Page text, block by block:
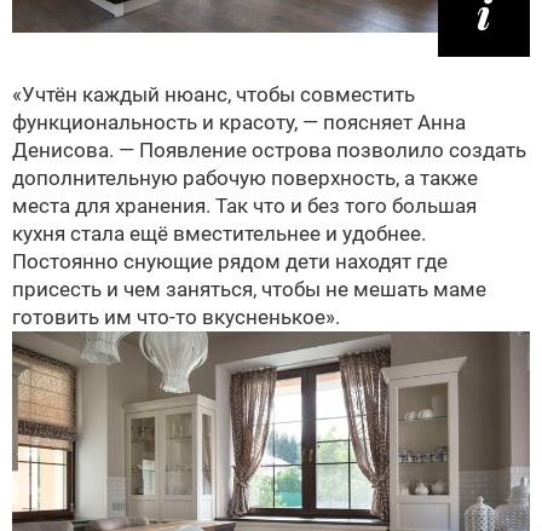
«Учтён каждый нюанс, чтобы совместить
функциональность и красоту, — поясняет Анна
Денисова. — Появление острова позволило создать
дополнительную рабочую поверхность, а также
места для хранения. Так что и без того большая
кухня стала ещё вместительнее и удобнее.
Постоянно снующие рядом дети находят где
присесть и чем заняться, чтобы не мешать маме
готовить им что-то вкусненькое».